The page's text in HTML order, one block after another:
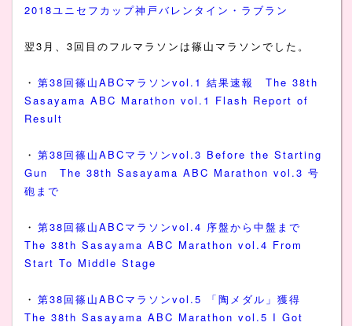
2018ユニセフカップ神戸バレンタイン・ラブラン
翌3月、3回目のフルマラソンは篠山マラソンでした。
・ 第38回篠山ABCマラソンvol.1 結果速報 The 38th
Sasayama ABC Marathon vol.1 Flash Report of
Result
・ 第38回篠山ABCマラソンvol.3 Before the Starting
Gun The 38th Sasayama ABC Marathon vol.3 号
砲まで
・ 第38回篠山ABCマラソンvol.4 序盤から中盤まで
The 38th Sasayama ABC Marathon vol.4 From
Start To Middle Stage
・ 第38回篠山ABCマラソンvol.5 「陶メダル」獲得
The 38th Sasayama ABC Marathon vol.5 I Got